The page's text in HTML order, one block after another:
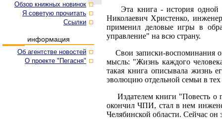
Обзор книжных новинок
Я советую прочитать
Cсылки
информация
Об агентстве новостей
О проекте "Пегасня"
Эта книга - история одной
Николаевич Христенко,
применил деловые игры в
управление" на всю страну.
Свои записки-воспоминания
мысль: "Жизнь каждого
такая книга описывала жизнь
эволюцию отдельной семьи в
Издателем книги "Повесть о
окончил ЧПИ, стал в нем
Челябинской области. Сейчас